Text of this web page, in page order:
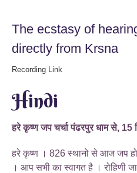
The ecstasy of
directly from Krsna
Recording Link
Hindi
हरे कृष्ण जप चर्चा पंढरपुर धाम से, 15
हरे कृष्ण । 826 स्थानो से आज जप हो
। आप सभी का स्वागत है । रोहिणी